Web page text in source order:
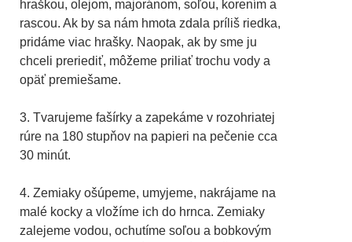
hraškou, olejom, majoránom, soľou, korením a
rascou. Ak by sa nám hmota zdala príliš riedka,
pridáme viac hrašky. Naopak, ak by sme ju
chceli preriediť, môžeme priliať trochu vody a
opäť premiešame.
3. Tvarujeme fašírky a zapekáme v rozohriatej
rúre na 180 stupňov na papieri na pečenie cca
30 minút.
4. Zemiaky ošúpeme, umyjeme, nakrájame na
malé kocky a vložíme ich do hrnca. Zemiaky
zalejeme vodou, ochutíme soľou a bobkovým